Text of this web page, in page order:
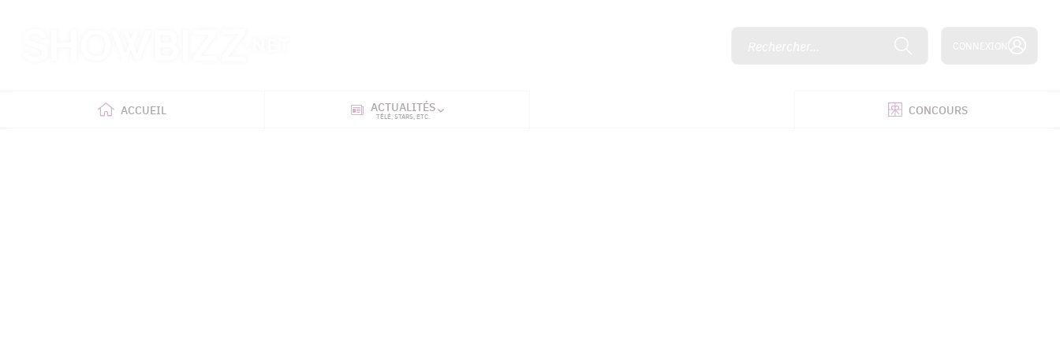
ACCUEIL ACTUALITÉS
TÉLÉ, STARS, ETC. CONCOURS